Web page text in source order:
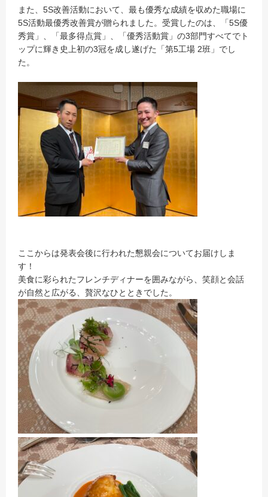
また、5S改善活動において、最も優秀な成績を収めた職場に
5S活動最優秀改善賞が贈られました。受賞したのは、「5S優
秀賞」、「最多得点賞」、「優秀活動賞」の3部門すべてでト
ップに輝き史上初の3冠を成し遂げた「第5工場 2班」でし
た。
ここからは発表会後に行われた懇親会についてお届けしま
す！
美食に彩られたフレンチディナーを囲みながら、笑顔と会話
が自然と広がる、贅沢なひとときでした。